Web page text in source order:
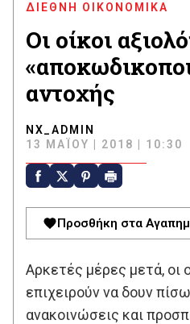
ΔΙΕΘΝΗ ΟΙΚΟΝΟΜΙΚΑ
Οι οίκοι
αντοχής
NX_ADMIN
13 ΜΑΪ́ΟΥ | 2018 | 10:30
Προσθήκη στα
Αρκετές μέρες μετά, οι
επιχειρούν να δουν
ανακοινώσεις και